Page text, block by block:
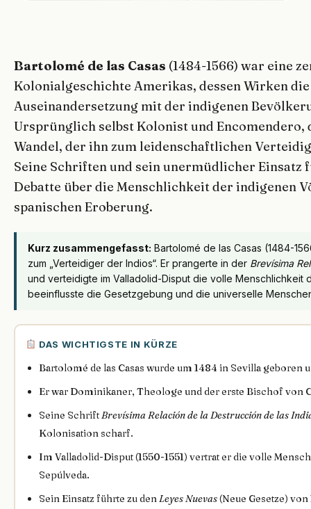
Bartolomé de las Casas (1484-1566) war eine
Kolonialgeschichte Amerikas, dessen Wirken
Auseinandersetzung mit der indigenen
Ursprünglich selbst Kolonist und
Wandel, der ihn zum leidenschaftlichen
Seine Schriften und sein unermüdlicher Einsatz
Debatte über die Menschlichkeit der indigenen
spanischen Eroberung.
Kurz zusammengefasst: Bartolomé de las Casas (1484-
zum „Verteidiger der Indios“. Er prangerte in der Brevísima
und verteidigte im Valladolid-Disput die volle Menschlichkeit
beeinflusste die Gesetzgebung und die universelle
DAS WICHTIGSTE IN KÜRZE
Bartolomé de las Casas wurde um 1484 in Sevilla geboren
Er war Dominikaner, Theologe und der erste Bischof von
Seine SchriftBrevísima Relación de la Destrucción de las
Kolonisation scharf.
Im Valladolid-Disput (1550-1551) vertrat er die volle
Sepúlveda.
Sein Einsatz führte zu denLeyes Nuevas(Neue Gesetze)